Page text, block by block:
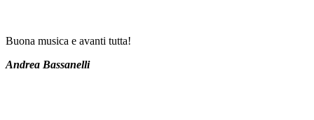
Buona musica e avanti tutta!
Andrea Bassanelli